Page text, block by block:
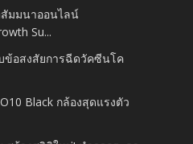
สัมมนาออนไลน์
Su...
ข้อสงสัยการฉีดวัคซีนโค
Black กล้องสุดแรงตัว